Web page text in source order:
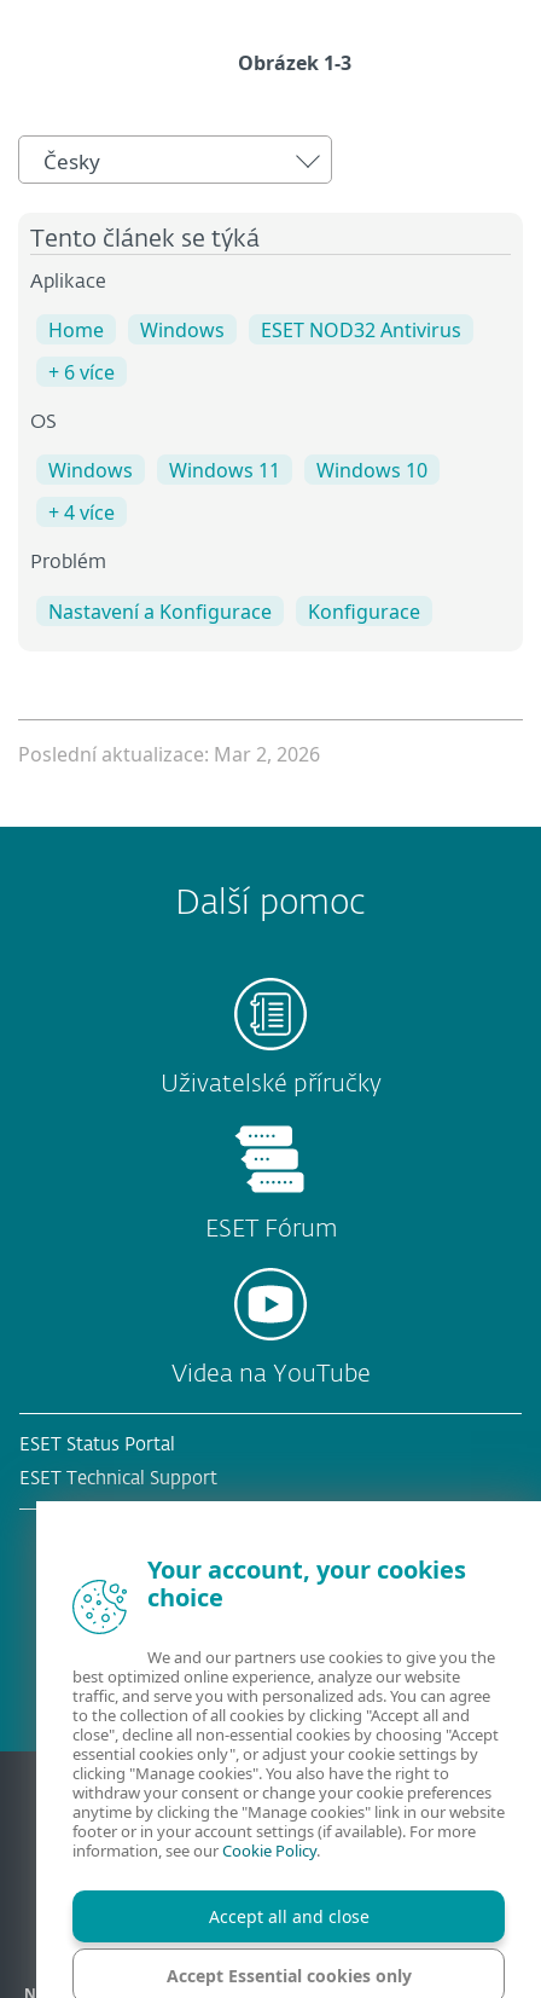
Obrázek 1-3
Česky
Tento článek se týká
Aplikace
Home Windows
ESET NOD32 Antivirus
+ 6 více
OS
Windows Windows 11
Windows 10
+ 4 více
Problém
Nastavení a Konfigurace Konfigurace
Poslední aktualizace: Mar 2, 2026
Další pomoc
Uživatelské příručky
ESET Fórum
Videa na YouTube
ESET Status Portal
ESET Technical Support
Kontakt Ochrana osobních údajů
Právní informace
Nahlášení zranitelností
Your account, your cookies
choice
We and our partners use cookies to give you the
best optimized online experience, analyze our website
traffic, and serve you with personalized ads. You can agree
to the collection of all cookies by clicking "Accept all and
close", decline all non-essential cookies by choosing "Accept
essential cookies only", or adjust your cookie settings by
clicking "Manage cookies". You also have the right to
withdraw your consent or change your cookie preferences
anytime by clicking the "Manage cookies" link in our website
footer or in your account settings (if available). For more
information, see ourCookie Policy.
Accept all and close
Accept Essential cookies only